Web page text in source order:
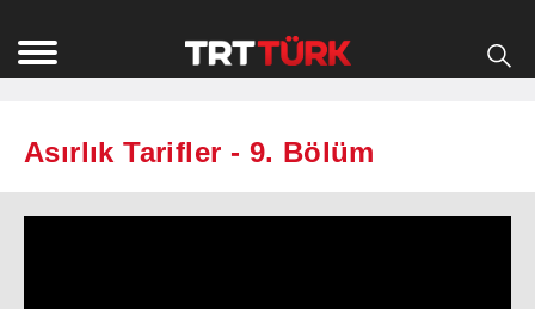
Asırlık Tarifler - 9. Bölüm